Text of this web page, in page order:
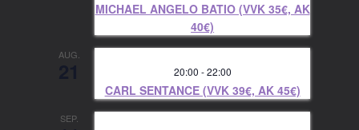
MICHAEL ANGELO BATIO (VVK 35€, AK
40€)
AUG.
20:00 -22:00
CARL SENTANCE (VVK 39€, AK 45€)
SEP.